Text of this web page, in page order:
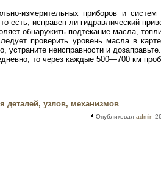
измерительных приборов и
есть, исправен ли гидравлический
обнаружить подтекание масла,
проверить уровень масла в
неисправности и дозаправьте.
то через каждые 500—700 км
деталей, узлов, механизмов
Опубликовал admin